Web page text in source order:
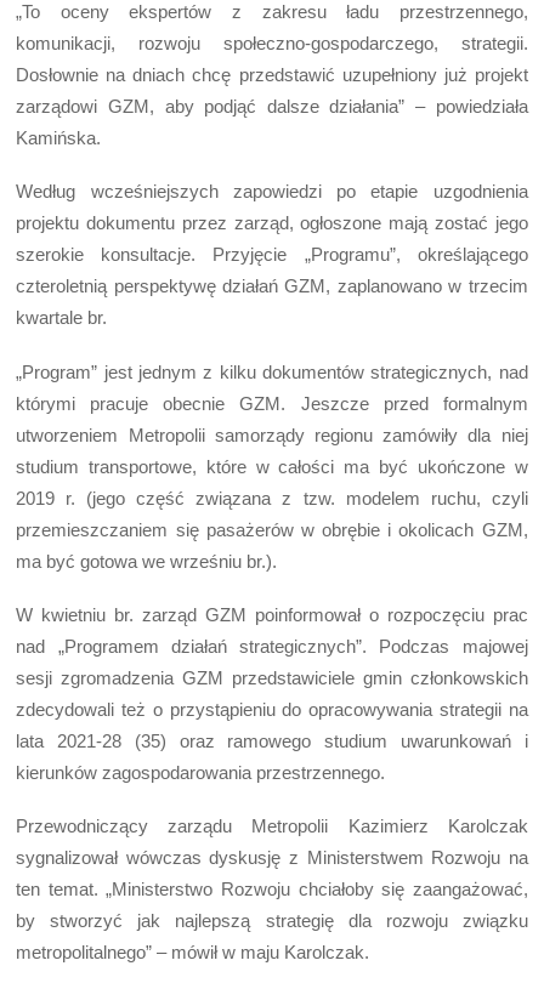
„To oceny ekspertów z zakresu ładu przestrzennego,
komunikacji, rozwoju społeczno-gospodarczego, strategii.
Dosłownie na dniach chcę przedstawić uzupełniony już projekt
zarządowi GZM, aby podjąć dalsze działania” – powiedziała
Kamińska.
Według wcześniejszych zapowiedzi po etapie uzgodnienia
projektu dokumentu przez zarząd, ogłoszone mają zostać jego
szerokie konsultacje. Przyjęcie „Programu”, określającego
czteroletnią perspektywę działań GZM, zaplanowano w trzecim
kwartale br.
„Program” jest jednym z kilku dokumentów strategicznych, nad
którymi pracuje obecnie GZM. Jeszcze przed formalnym
utworzeniem Metropolii samorządy regionu zamówiły dla niej
studium transportowe, które w całości ma być ukończone w
2019 r. (jego część związana z tzw. modelem ruchu, czyli
przemieszczaniem się pasażerów w obrębie i okolicach GZM,
ma być gotowa we wrześniu br.).
W kwietniu br. zarząd GZM poinformował o rozpoczęciu prac
nad „Programem działań strategicznych”. Podczas majowej
sesji zgromadzenia GZM przedstawiciele gmin członkowskich
zdecydowali też o przystąpieniu do opracowywania strategii na
lata 2021-28 (35) oraz ramowego studium uwarunkowań i
kierunków zagospodarowania przestrzennego.
Przewodniczący zarządu Metropolii Kazimierz Karolczak
sygnalizował wówczas dyskusję z Ministerstwem Rozwoju na
ten temat. „Ministerstwo Rozwoju chciałoby się zaangażować,
by stworzyć jak najlepszą strategię dla rozwoju związku
metropolitalnego” – mówił w maju Karolczak.